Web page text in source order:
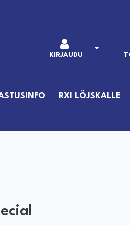
KIRJAUDU
AVAA
RXI LÖJSKALLE